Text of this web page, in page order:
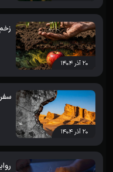
۲۰ آذر ۱۴۰۴
۲۰ آذر ۱۴۰۴